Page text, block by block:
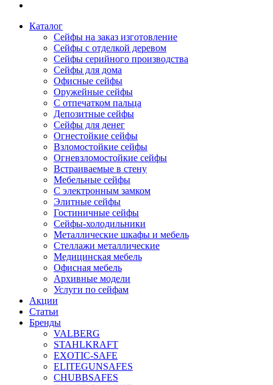
Каталог
Сейфы на заказ изготовление
Сейфы с отделкой деревом
Сейфы серийного производства
Сейфы для дома
Офисные сейфы
Оружейные сейфы
С отпечатком пальца
Депозитные сейфы
Сейфы для денег
Огнестойкие сейфы
Взломостойкие сейфы
Огневзломостойкие сейфы
Встраиваемые в стену
Мебельные сейфы
С электронным замком
Элитные сейфы
Гостиничные сейфы
Сейфы-холодильники
Металлические шкафы и мебель
Стеллажи металлические
Медицинская мебель
Офисная мебель
Архивные модели
Услуги по сейфам
Акции
Статьи
Бренды
VALBERG
STAHLKRAFT
EXOTIC-SAFE
ELITEGUNSAFES
CHUBBSAFES